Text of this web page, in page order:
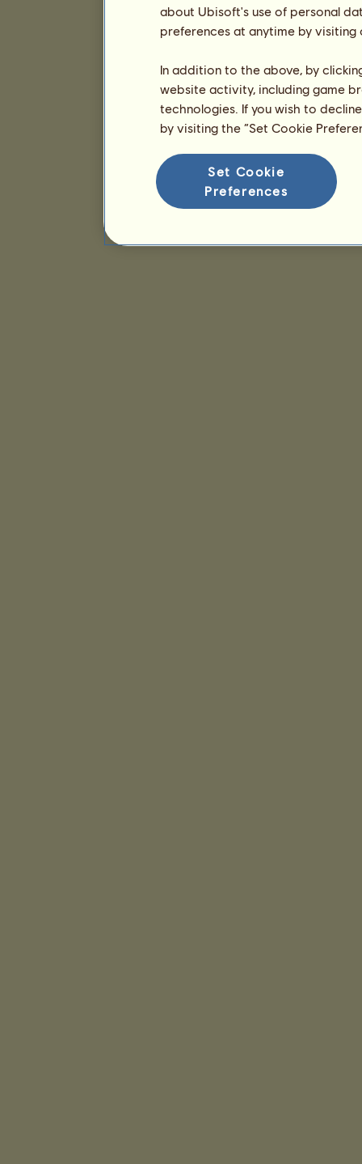
about Ubisoft's use of personal
preferences at anytime by
In addition to the above, by
website activity, including game
technologies. If you wish to
by visiting the “Set Cookie
Set Cookie
Preferences